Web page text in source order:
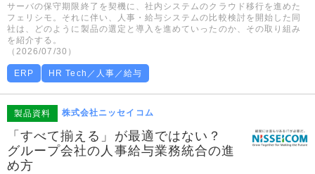
サーバの保守期限終了を契機に、社内システムのクラウド移行を進めた
フェリシモ。それに伴い、人事・給与システムの比較検討を開始した同
社は、どのように製品の選定と導入を進めていったのか、その取り組み
を紹介する。
（2026/07/30）
ERP HR Tech／人事／給与
製品資料 株式会社ニッセイコム
「すべて揃える」が最適ではない？
グループ会社の人事給与業務統合の進
め方